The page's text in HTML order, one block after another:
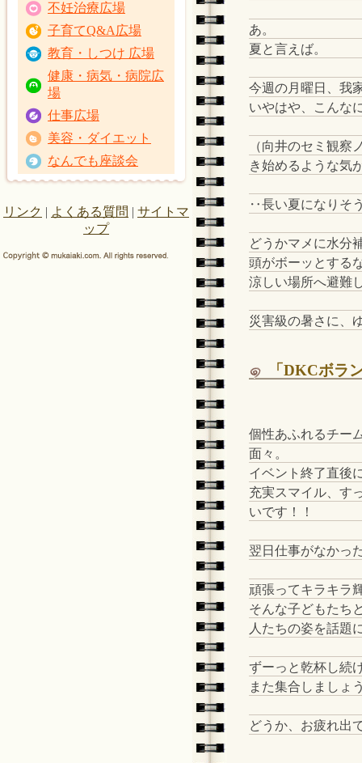
不妊治療広場
子育てQ&A広場
教育・しつけ 広場
健康・病気・病院広
場
仕事広場
美容・ダイエット
なんでも座談会
リンク | よくある質問 | サイトマ
ップ
あ。
夏と言えば。
今週の月曜日、我
いやはや、こんな
（向井のセミ観察
き始めるような気
‥長い夏になりそ
どうかマメに水分
頭がボーッとする
涼しい場所へ避難
災害級の暑さに、
「DKCボラ
個性あふれるチー
面々。
イベント終了直後
充実スマイル、す
いです！！
翌日仕事がなかっ
頑張ってキラキラ
そんな子どもたち
人たちの姿を話題
ずーっと乾杯し続
また集合しましょ
どうか、お疲れ出